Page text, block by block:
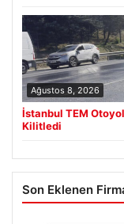
Ağustos 8, 2026
İstanbul TEM
Kilitledi
Son Eklenen